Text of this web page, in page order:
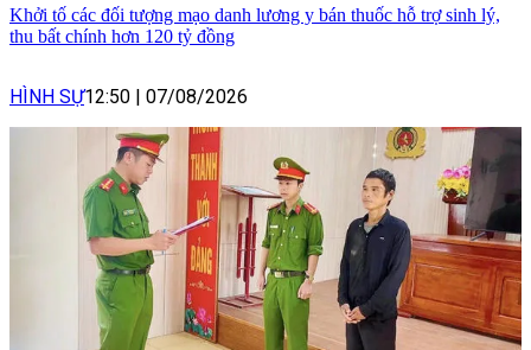
Khởi tố các đối tượng mạo danh lương y bán thuốc hỗ trợ sinh lý,
thu bất chính hơn 120 tỷ đồng
HÌNH SỰ12:50 | 07/08/2026